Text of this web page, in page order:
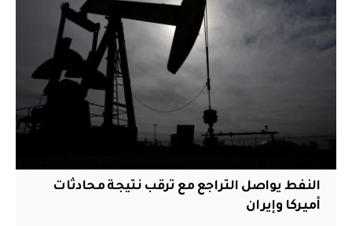
النفط يواصل التراجع مع ترقب نتيجة محادثات
أميركا وإيران